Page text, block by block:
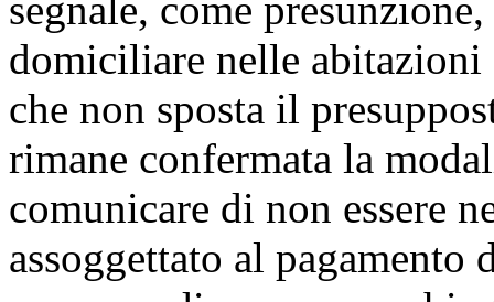
domiciliare nelle abitazioni
che non sposta il
rimane confermata la
comunicare di non essere
assoggettato al